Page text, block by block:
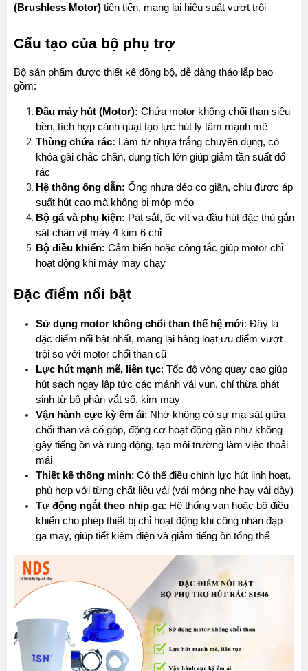
(Brushless Motor) tiên tiến, mang lại hiệu suất vượt trội
Cấu tạo của bộ phụ trợ
Bộ sản phẩm được thiết kế đồng bộ, dễ dàng tháo lắp bao
gồm:
Đầu máy hút (Motor): Chứa motor không chổi than siêu
bền, tích hợp cánh quạt tạo lực hút ly tâm mạnh mẽ
Thùng chứa rác: Làm từ nhựa trắng chuyên dụng, có
khóa gài chắc chắn, dung tích lớn giúp giảm tần suất đổ
rác
Hệ thống ống dẫn: Ống nhựa dẻo co giãn, chịu được áp
suất hút cao mà không bị móp méo
Bộ gá và phụ kiện: Pát sắt, ốc vít và đầu hút đặc thù gắn
sát chân vịt máy 4 kim 6 chỉ
Bộ điều khiển: Cảm biến hoặc công tắc giúp motor chỉ
hoạt động khi máy may chạy
Đặc điểm nổi bật
Sử dụng motor không chổi than thế hệ mới: Đây là
đặc điểm nổi bật nhất, mang lại hàng loạt ưu điểm vượt
trội so với motor chổi than cũ
Lực hút mạnh mẽ, liên tục: Tốc độ vòng quay cao giúp
hút sạch ngay lập tức các mảnh vải vụn, chỉ thừa phát
sinh từ bộ phận vắt sổ, kim may
Vận hành cực kỳ êm ái: Nhờ không có sự ma sát giữa
chổi than và cổ góp, động cơ hoạt động gần như không
gây tiếng ồn và rung động, tạo môi trường làm việc thoải
mái
Thiết kế thông minh: Có thể điều chỉnh lực hút linh hoạt,
phù hợp với từng chất liệu vải (vải mỏng nhẹ hay vải dày)
Tự động ngắt theo nhịp ga: Hệ thống van hoặc bộ điều
khiển cho phép thiết bị chỉ hoạt động khi công nhân đạp
ga may, giúp tiết kiệm điện và giảm tiếng ồn tổng thể